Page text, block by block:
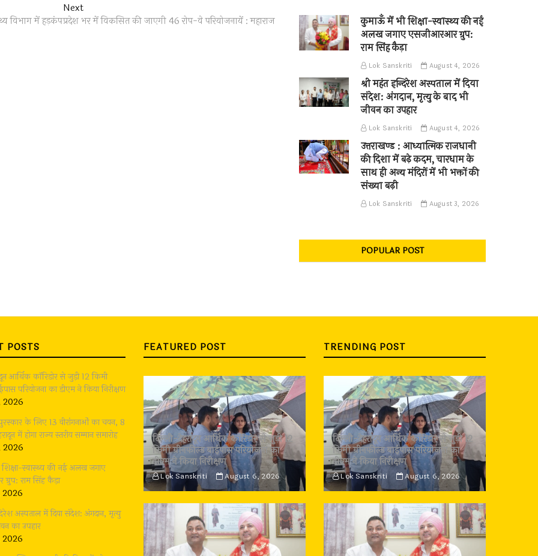
विभाग में हड़कंप
NextNext
post:
प्रदेश भर में विकसित की जाएगी 46 रोप-वे परियोजनायें : महाराज
कुमाऊँ में भी शिक्षा-स्वास्थ्य की नई
अलख जगाए एसजीआरआर ग्रुप:
राम सिंह कैड़ा
Lok Sanskriti August 4, 2026
श्री महंत इन्दिरेश अस्पताल में दिया
संदेश: अंगदान, मृत्यु के बाद भी
जीवन का उपहार
Lok Sanskriti August 4, 2026
उत्तराखण्ड : आध्यात्मिक राजधानी
की दिशा में बढ़े कदम, चारधाम के
साथ ही अन्य मंदिरों में भी भक्तों की
संख्या बढ़ी
Lok Sanskriti August 3, 2026
POPULAR POST
POSTS
आर्थिक कॉरिडोर से जुड़ी 12 किमी
परियोजना का डीएम ने किया निरीक्षण
2026
के लिए 13 वीरांगनाओं का चयन, 8
में होगा राज्य स्तरीय सम्मान समारोह
2026
स्वास्थ्य की नई अलख जगाए
राम सिंह कैड़ा
2026
अस्पताल में दिया संदेश: अंगदान, मृत्यु
का उपहार
2026
FEATURED POST
दिल्ली-देहरादून आर्थिक कॉरिडोर से जुड़ी 12
किमी ग्रीनफील्ड बाईपास परियोजना का
डीएम ने किया निरीक्षण
Lok Sanskriti August 6, 2026
TRENDING POST
दिल्ली-देहरादून आर्थिक कॉरिडोर से जुड़ी 12
किमी ग्रीनफील्ड बाईपास परियोजना का
डीएम ने किया निरीक्षण
Lok Sanskriti August 6, 2026